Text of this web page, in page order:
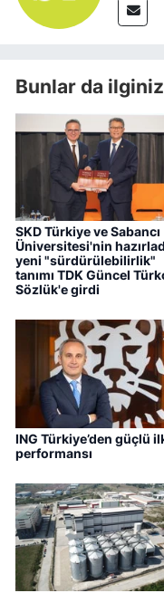
Bunlar da
SKD Türkiye ve Sabancı
Üniversitesi'nin
yeni "sürdürülebilirlik"
tanımı TDK Güncel
Sözlük'e girdi
ING Türkiye’den güçlü
performansı